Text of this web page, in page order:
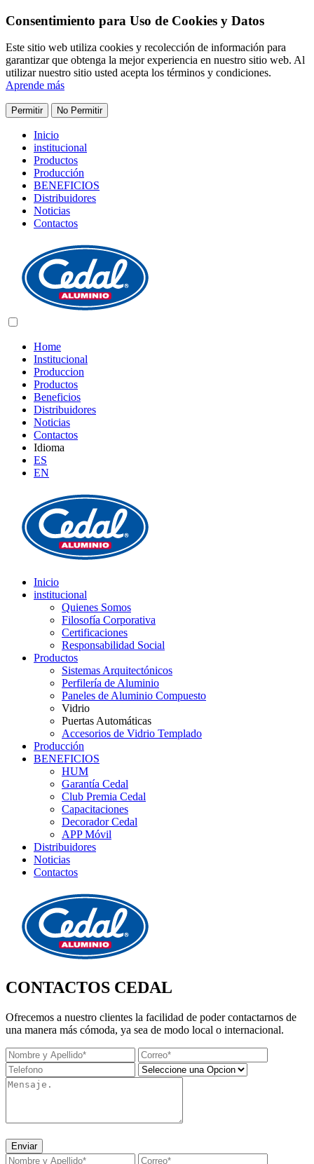
Consentimiento para Uso de Cookies y Datos
Este sitio web utiliza cookies y recolección de información para
garantizar que obtenga la mejor experiencia en nuestro sitio web. Al
utilizar nuestro sitio usted acepta los términos y condiciones.
Aprende más
Permitir No Permitir
Inicio
institucional
Productos
Producción
BENEFICIOS
Distribuidores
Noticias
Contactos
Home
Institucional
Produccion
Productos
Beneficios
Distribuidores
Noticias
Contactos
Idioma
ES
EN
Inicio
institucional
Quienes Somos
Filosofía Corporativa
Certificaciones
Responsabilidad Social
Productos
Sistemas Arquitectónicos
Perfilería de Aluminio
Paneles de Aluminio Compuesto
Vidrio
Puertas Automáticas
Accesorios de Vidrio Templado
Producción
BENEFICIOS
HUM
Garantía Cedal
Club Premia Cedal
Capacitaciones
Decorador Cedal
APP Móvil
Distribuidores
Noticias
Contactos
CONTACTOS CEDAL
Ofrecemos a nuestro clientes la facilidad de poder contactarnos de
una manera más cómoda, ya sea de modo local o internacional.
Enviar